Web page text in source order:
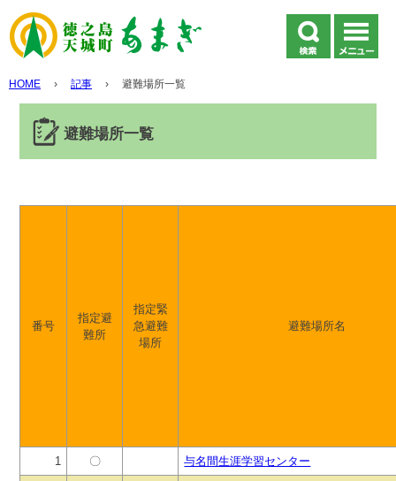
HOME › 記事 › 避難場所一覧
避難場所一覧
番号
指定避
難所
指定緊
急避難
場所
避難場所名
1 〇 与名間生涯学習センター